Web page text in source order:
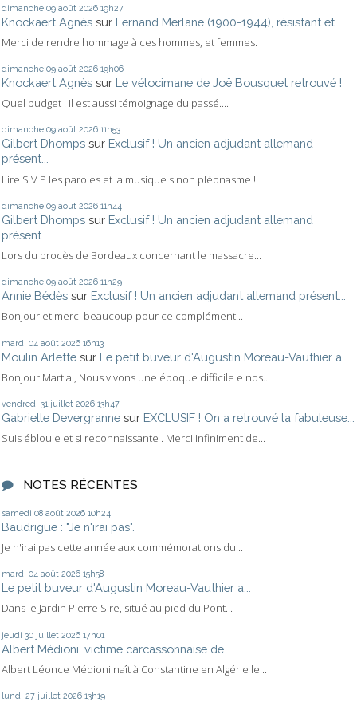
dimanche 09 août 2026 19h27
Knockaert Agnès sur Fernand Merlane (1900-1944), résistant et...
Merci de rendre hommage à ces hommes, et femmes.
dimanche 09 août 2026 19h06
Knockaert Agnès sur Le vélocimane de Joë Bousquet retrouvé !
Quel budget ! Il est aussi témoignage du passé....
dimanche 09 août 2026 11h53
Gilbert Dhomps sur Exclusif ! Un ancien adjudant allemand
présent...
Lire S V P les paroles et la musique sinon pléonasme !
dimanche 09 août 2026 11h44
Gilbert Dhomps sur Exclusif ! Un ancien adjudant allemand
présent...
Lors du procès de Bordeaux concernant le massacre...
dimanche 09 août 2026 11h29
Annie Bédès sur Exclusif ! Un ancien adjudant allemand présent...
Bonjour et merci beaucoup pour ce complément...
mardi 04 août 2026 16h13
Moulin Arlette sur Le petit buveur d'Augustin Moreau-Vauthier a...
Bonjour Martial, Nous vivons une époque difficile e nos...
vendredi 31 juillet 2026 13h47
Gabrielle Devergranne sur EXCLUSIF ! On a retrouvé la fabuleuse...
Suis éblouie et si reconnaissante . Merci infiniment de...
NOTES RÉCENTES
samedi 08 août 2026 10h24
Baudrigue : "Je n'irai pas".
Je n'irai pas cette année aux commémorations du...
mardi 04 août 2026 15h58
Le petit buveur d'Augustin Moreau-Vauthier a...
Dans le Jardin Pierre Sire, situé au pied du Pont...
jeudi 30 juillet 2026 17h01
Albert Médioni, victime carcassonnaise de...
Albert Léonce Médioni naît à Constantine en Algérie le...
lundi 27 juillet 2026 13h19